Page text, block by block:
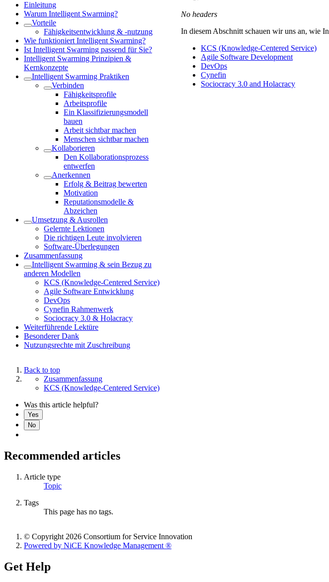
Einleitung
Warum Intelligent Swarming?
Vorteile
Fähigkeitsentwicklung & -nutzung
Wie funktioniert Intelligent Swarming?
Ist Intelligent Swarming passend für Sie?
Intelligent Swarming Prinzipien &
Kernkonzepte
Intelligent Swarming Praktiken
Verbinden
Fähigkeitsprofile
Arbeitsprofile
Ein Klassifizierungsmodell
bauen
Arbeit sichtbar machen
Menschen sichtbar machen
Kollaborieren
Den Kollaborationsprozess
entwerfen
Anerkennen
Erfolg & Beitrag bewerten
Motivation
Reputationsmodelle &
Abzeichen
Umsetzung & Ausrollen
Gelernte Lektionen
Die richtigen Leute involvieren
Software-Überlegungen
Zusammenfassung
Intelligent Swarming & sein Bezug zu
anderen Modellen
KCS (Knowledge-Centered Service)
Agile Software Entwicklung
DevOps
Cynefin Rahmenwerk
Sociocracy 3.0 & Holacracy
Weiterführende Lektüre
Besonderer Dank
Nutzungsrechte mit Zuschreibung
No headers
In diesem Abschnitt schauen wir uns an, wie
KCS (Knowledge-Centered Service)
Agile Software Development
DevOps
Cynefin
Sociocracy 3.0 and Holacracy
Back to top
Zusammenfassung
KCS (Knowledge-Centered Service)
Was this article helpful?
Yes
No
Recommended articles
Article type
Topic
Tags
This page has no tags.
© Copyright 2026 Consortium for Service Innovation
Powered by NiCE Knowledge Management ®
Get Help